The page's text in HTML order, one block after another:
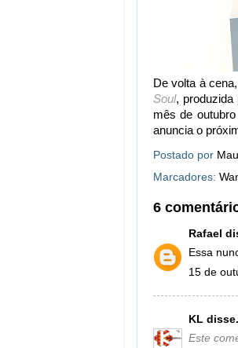
De volta à
Soul, produzida
mês de
anuncia o
Postado por
Marcadores:
6
Rafael
Essa
15 de
KL
Este